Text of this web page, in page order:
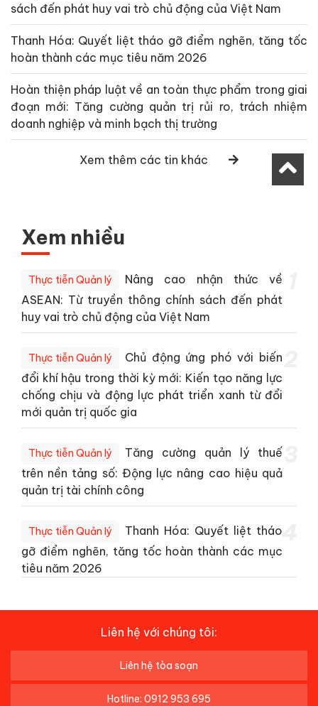
sách đến phát huy vai trò chủ động của Việt Nam
Thanh Hóa: Quyết liệt tháo gỡ điểm nghẽn, tăng tốc
hoàn thành các mục tiêu năm 2026
Hoàn thiện pháp luật về an toàn thực phẩm trong giai
đoạn mới: Tăng cường quản trị rủi ro, trách nhiệm
doanh nghiệp và minh bạch thị trường
Xem thêm các tin khác
Xem nhiều
Thực tiễn Quản lý
Nâng cao nhận thức về
ASEAN: Từ truyền thông chính sách đến phát
huy vai trò chủ động của Việt Nam
Thực tiễn Quản lý
Chủ động ứng phó với biến
đổi khí hậu trong thời kỳ mới: Kiến tạo năng lực
chống chịu và động lực phát triển xanh từ đổi
mới quản trị quốc gia
Thực tiễn Quản lý
Tăng cường quản lý thuế
trên nền tảng số: Động lực nâng cao hiệu quả
quản trị tài chính công
Thực tiễn Quản lý
Thanh Hóa: Quyết liệt tháo
gỡ điểm nghẽn, tăng tốc hoàn thành các mục
tiêu năm 2026
Liên hệ với chúng tôi:
Liên hệ tòa soạn
Hotline: 0912 953 695